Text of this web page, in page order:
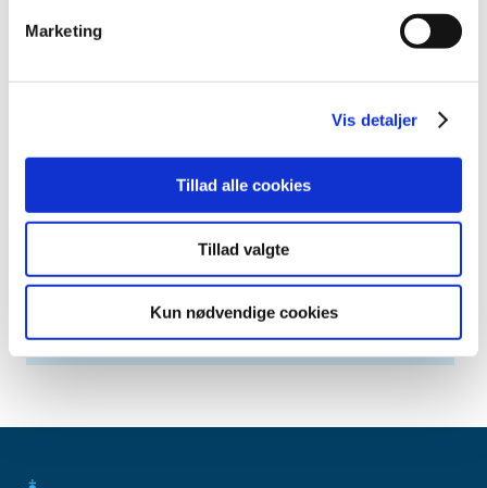
Marketing
Vis detaljer
Tillad alle cookies
Tillad valgte
Kun nødvendige cookies
januar (3)
2013 (49)
2009 (14)
2007 (3)